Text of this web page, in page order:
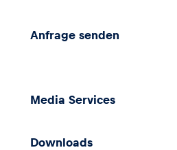
Anfrage senden
Media Services
Downloads